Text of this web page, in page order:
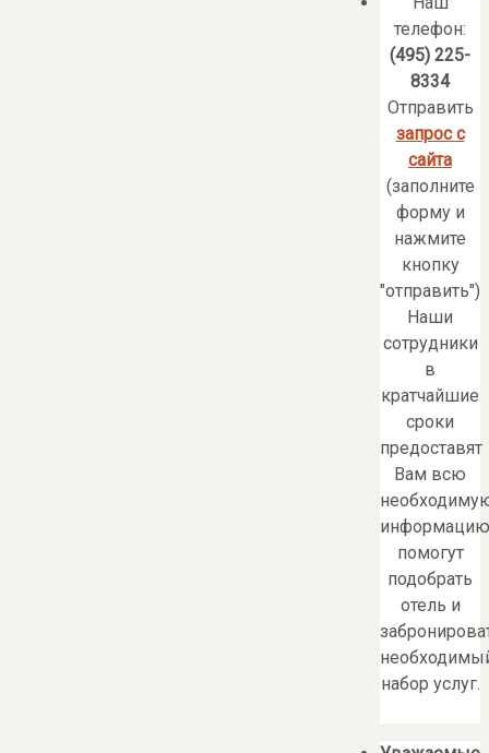
телефон:
(495) 225-
8334
Отправить
запрос с
сайта
(заполните
форму и
нажмите
кнопку
"отправить")
Наши
сотрудники
в
кратчайшие
сроки
предоставят
Вам всю
помогут
подобрать
отель и
набор услуг.